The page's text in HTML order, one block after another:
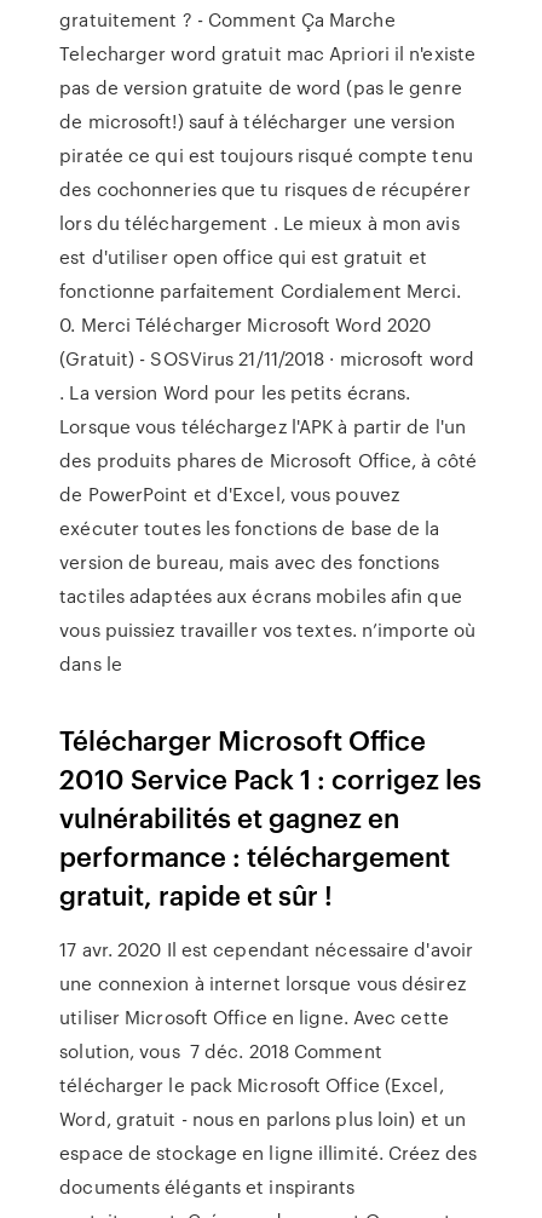
gratuitement ? - Comment Ça Marche
Telecharger word gratuit mac Apriori il n'existe
pas de version gratuite de word (pas le genre
de microsoft!) sauf à télécharger une version
piratée ce qui est toujours risqué compte tenu
des cochonneries que tu risques de récupérer
lors du téléchargement . Le mieux à mon avis
est d'utiliser open office qui est gratuit et
fonctionne parfaitement Cordialement Merci.
0. Merci Télécharger Microsoft Word 2020
(Gratuit) - SOSVirus 21/11/2018 · microsoft word
. La version Word pour les petits écrans.
Lorsque vous téléchargez l'APK à partir de l'un
des produits phares de Microsoft Office, à côté
de PowerPoint et d'Excel, vous pouvez
exécuter toutes les fonctions de base de la
version de bureau, mais avec des fonctions
tactiles adaptées aux écrans mobiles afin que
vous puissiez travailler vos textes. n’importe où
dans le
Télécharger Microsoft Office
2010 Service Pack 1 : corrigez les
vulnérabilités et gagnez en
performance : téléchargement
gratuit, rapide et sûr !
17 avr. 2020 Il est cependant nécessaire d'avoir
une connexion à internet lorsque vous désirez
utiliser Microsoft Office en ligne. Avec cette
solution, vous 7 déc. 2018 Comment
télécharger le pack Microsoft Office (Excel,
Word, gratuit - nous en parlons plus loin) et un
espace de stockage en ligne illimité. Créez des
documents élégants et inspirants